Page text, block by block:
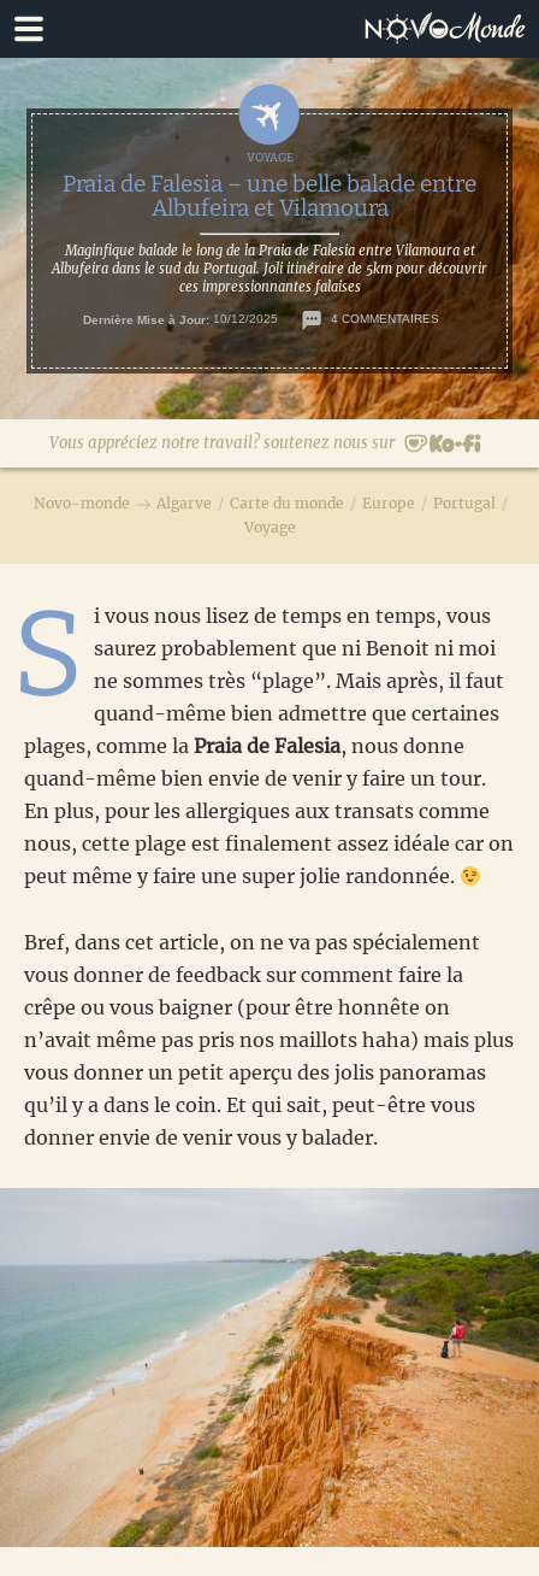
Passer
navigation
principale
Passer
au
principal
Vous appréciez notre travail? soutenez nous sur
Novo-monde Algarve / Carte du monde / Europe / Portugal /
Voyage
Praia de Falesia – une belle balade entre
Albufeira et Vilamoura
Maginfique balade le long de la Praia de Falesia entre Vilamoura et
Albufeira dans le sud du Portugal. Joli itinéraire de 5km pour découvrir
ces impressionnantes falaises
Dernière Mise à Jour: 10/12/2025 4 COMMENTAIRES
S
i vous nous lisez de temps en temps, vous
saurez probablement que ni Benoit ni moi
ne sommes très “plage”. Mais après, il faut
quand-même bien admettre que certaines
plages, comme la Praia de Falesia, nous donne
quand-même bien envie de venir y faire un tour.
En plus, pour les allergiques aux transats comme
nous, cette plage est finalement assez idéale car on
peut même y faire une super jolie randonnée.
Bref, dans cet article, on ne va pas spécialement
vous donner de feedback sur comment faire la
crêpe ou vous baigner (pour être honnête on
n’avait même pas pris nos maillots haha) mais plus
vous donner un petit aperçu des jolis panoramas
qu’il y a dans le coin. Et qui sait, peut-être vous
donner envie de venir vous y balader.